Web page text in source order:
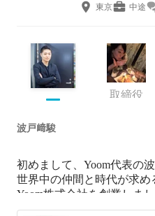
東京 中途
取締役
波戸﨑駿
初めまして、Yoom代表の波
世界中の仲間と時代が求
Yoom株式会社を創業しま
目指して頂ける方とお会